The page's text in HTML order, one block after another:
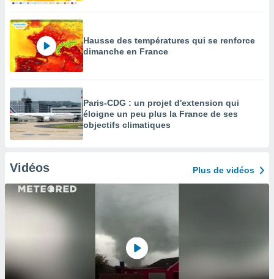
Hausse des températures qui se renforce
dimanche en France
Paris-CDG : un projet d'extension qui
éloigne un peu plus la France de ses
objectifs climatiques
Vidéos Plus de vidéos